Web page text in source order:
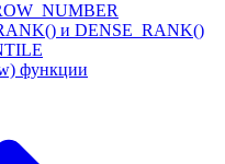
и DENSE_RANK()
функции